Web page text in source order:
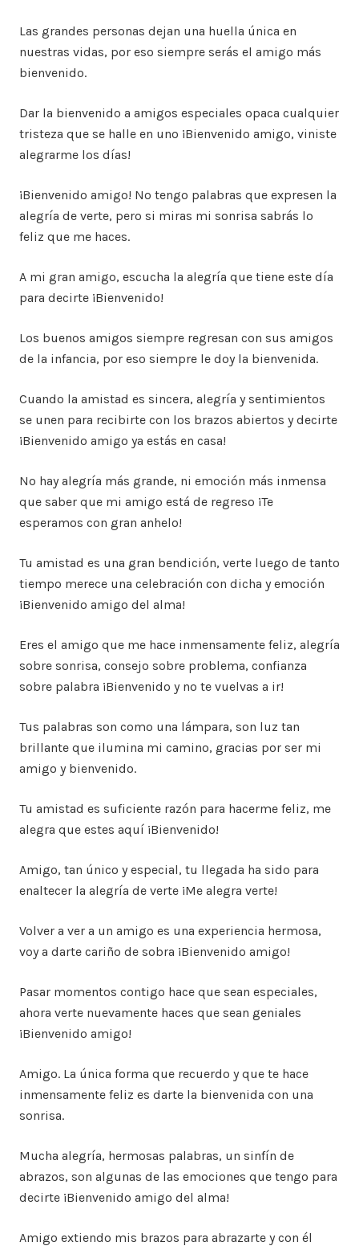
Las grandes personas dejan una huella única en
nuestras vidas, por eso siempre serás el amigo más
bienvenido.
Dar la bienvenido a amigos especiales opaca cualquier
tristeza que se halle en uno ¡Bienvenido amigo, viniste
alegrarme los días!
¡Bienvenido amigo! No tengo palabras que expresen la
alegría de verte, pero si miras mi sonrisa sabrás lo
feliz que me haces.
A mi gran amigo, escucha la alegría que tiene este día
para decirte ¡Bienvenido!
Los buenos amigos siempre regresan con sus amigos
de la infancia, por eso siempre le doy la bienvenida.
Cuando la amistad es sincera, alegría y sentimientos
se unen para recibirte con los brazos abiertos y decirte
¡Bienvenido amigo ya estás en casa!
No hay alegría más grande, ni emoción más inmensa
que saber que mi amigo está de regreso ¡Te
esperamos con gran anhelo!
Tu amistad es una gran bendición, verte luego de tanto
tiempo merece una celebración con dicha y emoción
¡Bienvenido amigo del alma!
Eres el amigo que me hace inmensamente feliz, alegría
sobre sonrisa, consejo sobre problema, confianza
sobre palabra ¡Bienvenido y no te vuelvas a ir!
Tus palabras son como una lámpara, son luz tan
brillante que ilumina mi camino, gracias por ser mi
amigo y bienvenido.
Tu amistad es suficiente razón para hacerme feliz, me
alegra que estes aquí ¡Bienvenido!
Amigo, tan único y especial, tu llegada ha sido para
enaltecer la alegría de verte ¡Me alegra verte!
Volver a ver a un amigo es una experiencia hermosa,
voy a darte cariño de sobra ¡Bienvenido amigo!
Pasar momentos contigo hace que sean especiales,
ahora verte nuevamente haces que sean geniales
¡Bienvenido amigo!
Amigo. La única forma que recuerdo y que te hace
inmensamente feliz es darte la bienvenida con una
sonrisa.
Mucha alegría, hermosas palabras, un sinfín de
abrazos, son algunas de las emociones que tengo para
decirte ¡Bienvenido amigo del alma!
Amigo extiendo mis brazos para abrazarte y con él